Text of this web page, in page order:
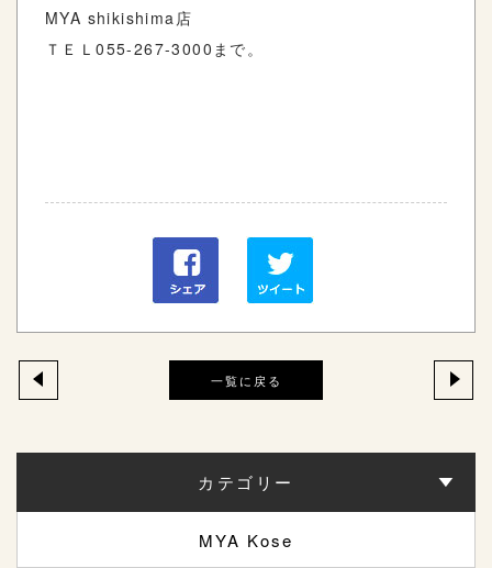
MYA shikishima店
ＴＥＬ055-267-3000 まで。
一覧に戻る
カテゴリー
MYA Kose